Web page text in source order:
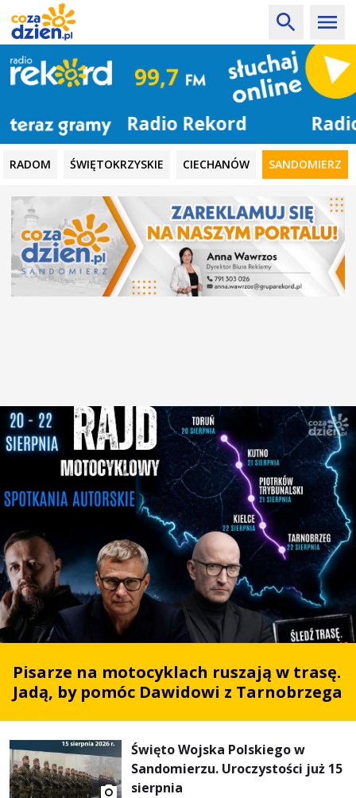
Radio Rekord
RADOM ŚWIĘTOKRZYSKIE CIECHANÓW SANDOMIERZ
Pisarze na motocyklach ruszają w trasę.
Jadą, by pomóc Dawidowi z Tarnobrzega
Święto Wojska Polskiego w
Sandomierzu. Uroczystości już 15
sierpnia